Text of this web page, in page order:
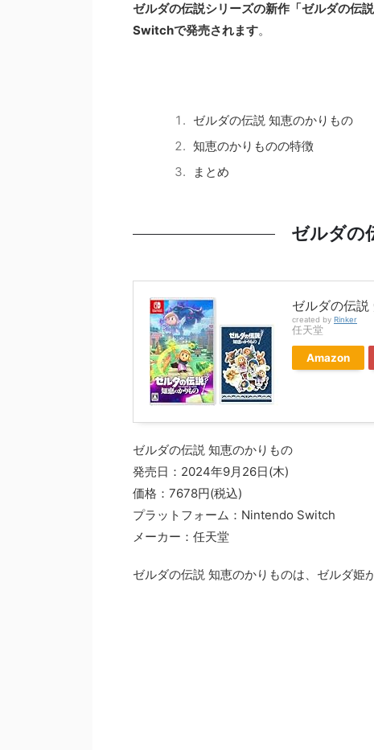
ゼルダの伝説シリーズの新作「ゼルダの
Switchで発売されます。
ゼルダの伝説 知恵のかりもの
知恵のかりものの特徴
まとめ
ゼルダの
ゼルダの伝
created by Rinker
任天堂
Amazon
ゼルダの伝説 知恵のかりもの
発売日：2024年9月26日(木)
価格：7678円(税込)
プラットフォーム：Nintendo Switch
メーカー：任天堂
ゼルダの伝説 知恵のかりものは、ゼルダ姫